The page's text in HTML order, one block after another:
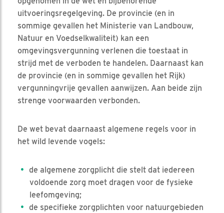
uitvoeringsregelgeving. De provincie (en in
sommige gevallen het Ministerie van Landbouw,
Natuur en Voedselkwaliteit) kan een
omgevingsvergunning verlenen die toestaat in
strijd met de verboden te handelen. Daarnaast kan
de provincie (en in sommige gevallen het Rijk)
vergunningvrije gevallen aanwijzen. Aan beide zijn
strenge voorwaarden verbonden.
De wet bevat daarnaast algemene regels voor in
het wild levende vogels:
de algemene zorgplicht die stelt dat iedereen
voldoende zorg moet dragen voor de fysieke
leefomgeving;
de specifieke zorgplichten voor natuurgebieden